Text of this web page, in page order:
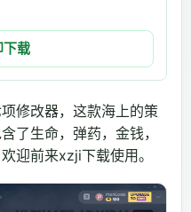
下载
修改器，这款海上的策
了生命，弹药，金钱，
迎前来xzji下载使用。